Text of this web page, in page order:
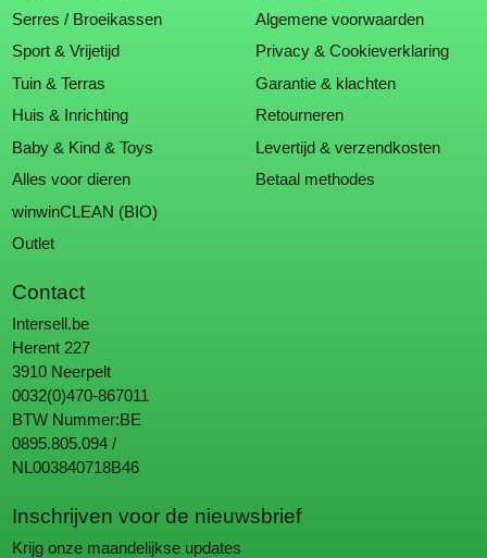
Serres / Broeikassen
Sport & Vrijetijd
Tuin & Terras
Huis & Inrichting
Baby & Kind & Toys
Alles voor dieren
winwinCLEAN (BIO)
Outlet
Algemene voorwaarden
Privacy & Cookieverklaring
Garantie & klachten
Retourneren
Levertijd & verzendkosten
Betaal methodes
Contact
Intersell.be
Herent 227
3910 Neerpelt
0032(0)470-867011
BTW Nummer:BE
0895.805.094 /
NL003840718B46
Inschrijven voor de nieuwsbrief
Krijg onze maandelijkse updates